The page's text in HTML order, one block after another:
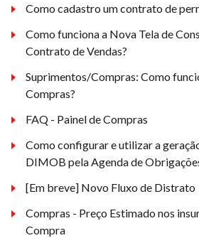
Como cadastro um contrato de
Como funciona a Nova Tela de
Contrato de Vendas?
Suprimentos/Compras: Como
Compras?
FAQ - Painel de Compras
Como configurar e utilizar a
DIMOB pela Agenda de
[Em breve] Novo Fluxo de Distrato
Compras - Preço Estimado nos
Compra